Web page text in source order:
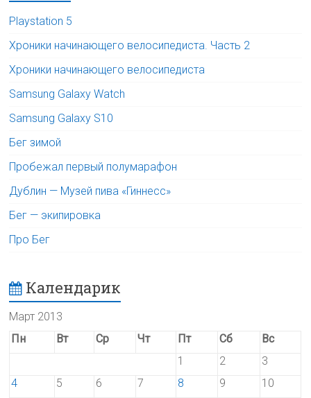
Playstation 5
Хроники начинающего велосипедиста. Часть 2
Хроники начинающего велосипедиста
Samsung Galaxy Watch
Samsung Galaxy S10
Бег зимой
Пробежал первый полумарафон
Дублин — Музей пива «Гиннесс»
Бег — экипировка
Про Бег
Календарик
Март 2013
Пн
Вт Ср Чт Пт Сб
Вс
1
2
3
4
5 6 7 8 9
10